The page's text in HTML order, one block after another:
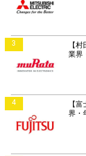
3
【
業界
4
【
界・